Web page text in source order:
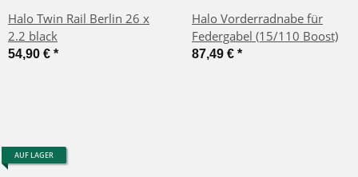
Halo Twin Rail Berlin 26 x
2.2 black
54,90 € *
Halo Vorderradnabe für
Federgabel (15/110 Boost)
87,49 € *
AUF LAGER